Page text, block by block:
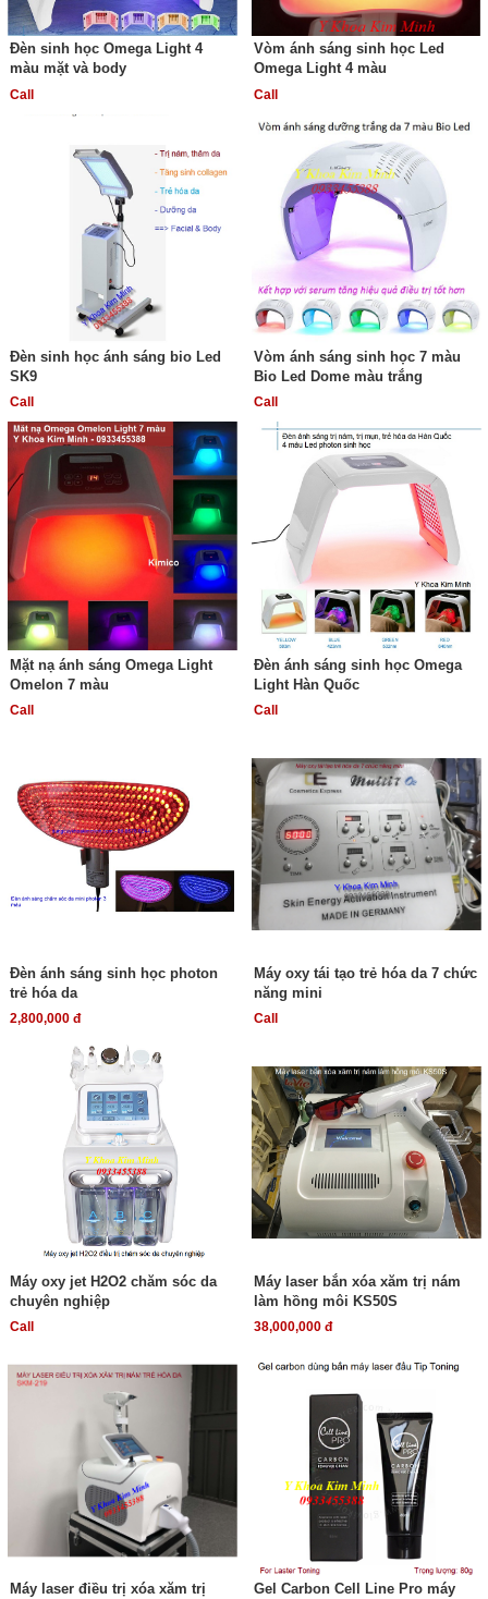
Đèn sinh học Omega Light 4
màu mặt và body
Call
Vòm ánh sáng sinh học Led
Omega Light 4 màu
Call
Đèn sinh học ánh sáng bio Led
SK9
Call
Vòm ánh sáng sinh học 7 màu
Bio Led Dome màu trắng
Call
Mặt nạ ánh sáng Omega Light
Omelon 7 màu
Call
Đèn ánh sáng sinh học Omega
Light Hàn Quốc
Call
Đèn ánh sáng sinh học photon
trẻ hóa da
2,800,000 đ
Máy oxy tái tạo trẻ hóa da 7 chức
năng mini
Call
Máy oxy jet H2O2 chăm sóc da
chuyên nghiệp
Call
Máy laser bắn xóa xăm trị nám
làm hồng môi KS50S
38,000,000 đ
Máy laser điều trị xóa xăm trị
Gel Carbon Cell Line Pro máy